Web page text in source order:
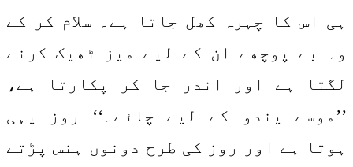
ہی اس کا چہرہ کھل جاتا ہے۔ سلام کر کے
وہ بے پوچھے ان کے لیے میز ٹھیک کرنے
لگتا ہے اور اندر جا کر پکارتا ہے،
’’موسے یندو کے لیے چائے۔‘‘ روز یہی
ہوتا ہے اور روز کی طرح دونوں ہنس پڑتے